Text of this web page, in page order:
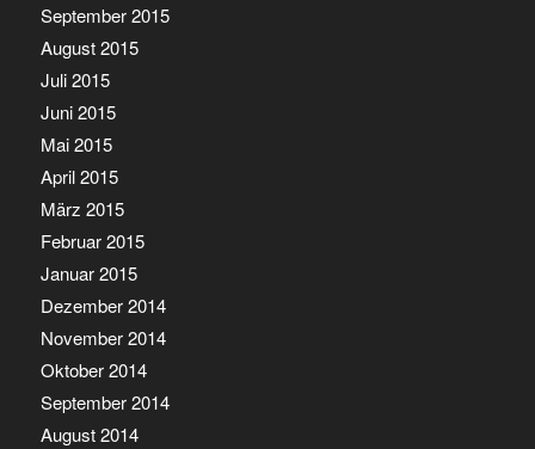
September 2015
August 2015
Juli 2015
Juni 2015
Mai 2015
April 2015
März 2015
Februar 2015
Januar 2015
Dezember 2014
November 2014
Oktober 2014
September 2014
August 2014